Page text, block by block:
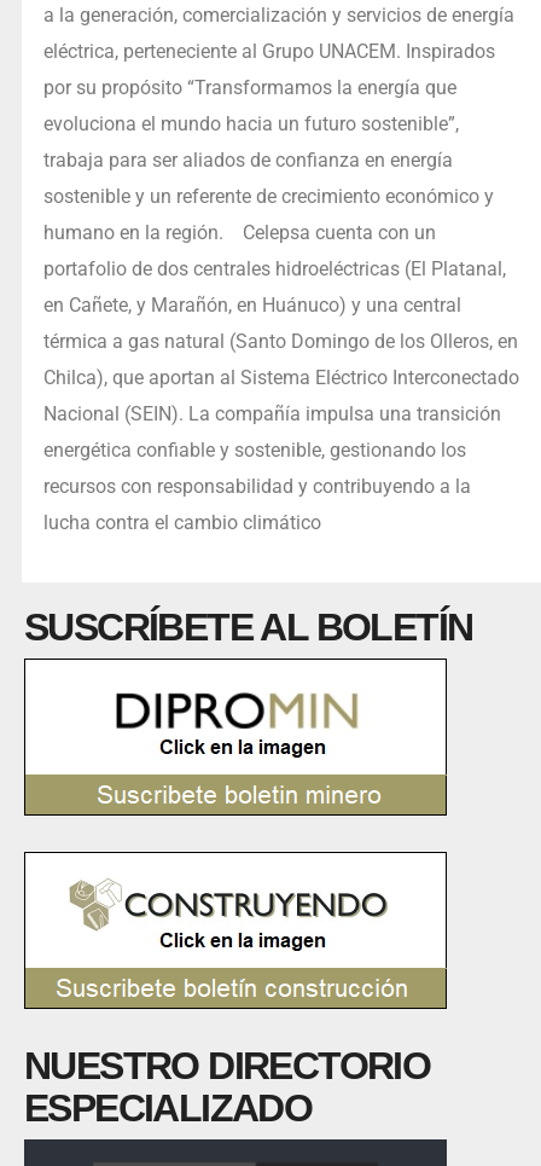
a la generación, comercialización y servicios de energía
eléctrica, perteneciente al Grupo UNACEM. Inspirados
por su propósito “Transformamos la energía que
evoluciona el mundo hacia un futuro sostenible”,
trabaja para ser aliados de confianza en energía
sostenible y un referente de crecimiento económico y
humano en la región. Celepsa cuenta con un
portafolio de dos centrales hidroeléctricas (El Platanal,
en Cañete, y Marañón, en Huánuco) y una central
térmica a gas natural (Santo Domingo de los Olleros, en
Chilca), que aportan al Sistema Eléctrico Interconectado
Nacional (SEIN). La compañía impulsa una transición
energética confiable y sostenible, gestionando los
recursos con responsabilidad y contribuyendo a la
lucha contra el cambio climático
SUSCRÍBETE AL BOLETÍN
NUESTRO DIRECTORIO
ESPECIALIZADO